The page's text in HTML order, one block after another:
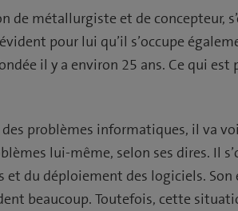
de métallurgiste et de concepteur,
pour lui qu’il s’occupe
il y a environ 25 ans. Ce qui est
problèmes informatiques, il va
lui-même, selon ses dires. Il
et du déploiement des logiciels.
beaucoup. Toutefois, cette